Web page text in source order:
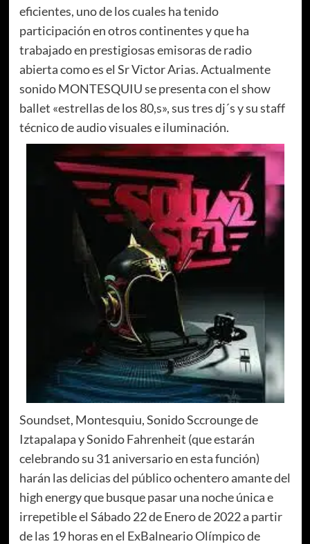
eficientes, uno de los cuales ha tenido
participación en otros continentes y que ha
trabajado en prestigiosas emisoras de radio
abierta como es el Sr Victor Arias. Actualmente
sonido MONTESQUIU se presenta con el show
ballet «estrellas de los 80,s», sus tres dj´s y su staff
técnico de audio visuales e iluminación.
Soundset, Montesquiu, Sonido Sccrounge de
Iztapalapa y Sonido Fahrenheit (que estarán
celebrando su 31 aniversario en esta función)
harán las delicias del público ochentero amante del
high energy que busque pasar una noche única e
irrepetible el Sábado 22 de Enero de 2022 a partir
de las 19 horas en el ExBalneario Olímpico de